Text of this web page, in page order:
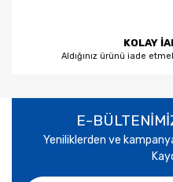
KOLAY
Aldığınız ürünü iade
E-
Yeniliklerden ve